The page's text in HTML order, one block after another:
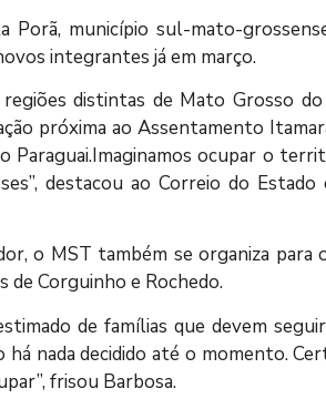
município sul-mato-
integrantes já em março.
distintas de Mato Grosso
próxima ao Assentamento
ocupar o
destacou ao Correio do Estado
o MST também se organiza para
Corguinho e Rochedo.
de famílias que devem
há nada decidido até o momento.
frisou Barbosa.